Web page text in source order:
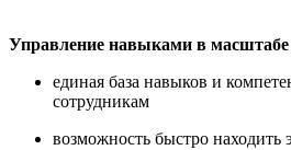
Управление навыками в
единая база навыков и
сотрудникам
возможность быстро находить